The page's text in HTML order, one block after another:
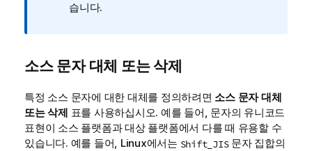
습니다.
소스 문자 대체 또는 삭제
특정 소스 문자에 대한 대체를 정의하려면 소스 문자 대체
또는 삭제 표를 사용하십시오. 예를 들어, 문자의 유니코드
표현이 소스 플랫폼과 대상 플랫폼에서 다를 때 유용할 수
있습니다. 예를 들어, Linux에서는 Shift_JIS문자 집합의